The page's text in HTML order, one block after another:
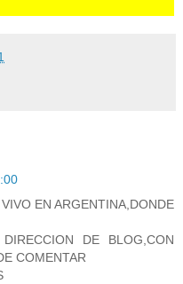
EN ARGENTINA,DONDE
DE BLOG,CON
COMENTAR